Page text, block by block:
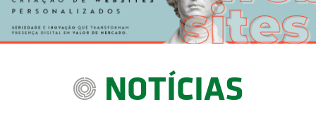
Soluções
Núcleos
NOTÍCIAS